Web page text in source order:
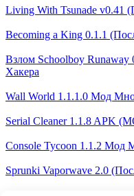
Living With Tsunade v0.41
Becoming a King 0.1.1
Взлом Schoolboy
Хакера
Wall World 1.1.1.0 Мод
Serial Cleaner 1.1.8 APK
Console Tycoon 1.1.2 Мод
Sprunki Vaporwave 2.0